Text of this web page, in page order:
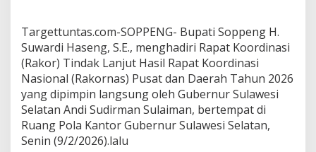
E
,
H
a
d
i
r
R
Targettuntas.com-SOPPENG- Bupati Soppeng H.
Suwardi Haseng, S.E., menghadiri Rapat Koordinasi
(Rakor) Tindak Lanjut Hasil Rapat Koordinasi
Nasional (Rakornas) Pusat dan Daerah Tahun 2026
yang dipimpin langsung oleh Gubernur Sulawesi
Selatan Andi Sudirman Sulaiman, bertempat di
Ruang Pola Kantor Gubernur Sulawesi Selatan,
Senin (9/2/2026).lalu